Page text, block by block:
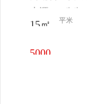
来源：
15㎡ 平米
5000